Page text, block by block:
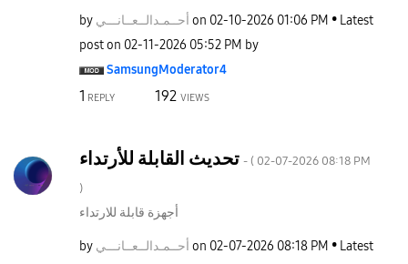
by أحــمـدالــعــانـــي on ‎02-10-2026 01:06 PM
Latest
post on ‎02-11-2026 05:52 PM by
SamsungModerator4
1 REPLY 192 VIEWS
تحديث القابلة للأرتداء - ( ‎02-07-2026 08:18 PM
)
أجهزة قابلة للارتداء
by أحــمـدالــعــانـــي on ‎02-07-2026 08:18 PM
Latest